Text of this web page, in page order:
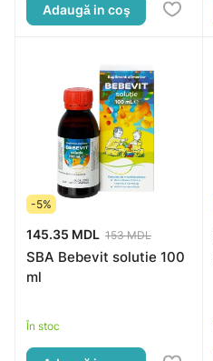
Adaugă in coş
-5%
145.35 MDL 153 MDL
SBA Bebevit solutie 100
ml
În stoc